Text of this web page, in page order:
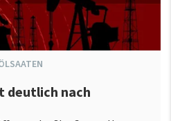
deutlich nach